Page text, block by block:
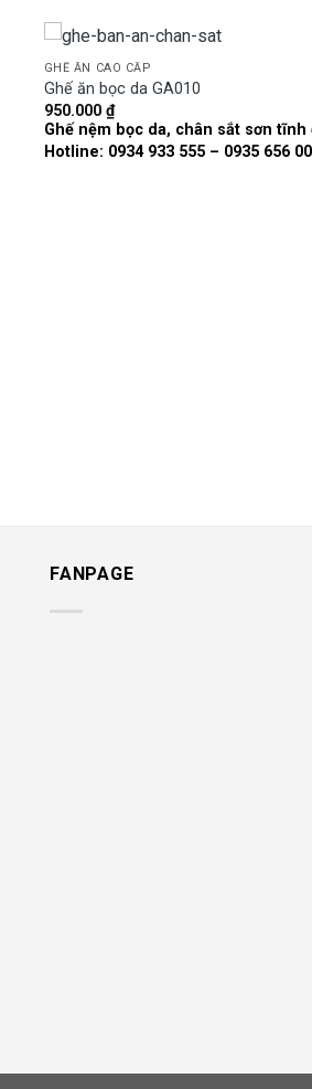
GHẾ ĂN CAO CẤP
Ghế ăn bọc da GA010
950.000 ₫
Ghế nệm bọc da, chân sắt sơn tĩnh
Hotline: 0934 933 555 – 0935 656
FANPAGE